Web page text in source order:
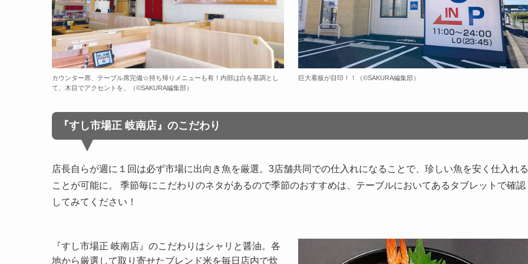
カウンター席、テーブル席完備☆持ち帰りメニューも有！内部は白を基調とし
て、木目でアクセントを。（©️SAKURA編集部）
巨大看板が目印！！（©️SAKURA編集部）
『すし市場正 岐南店』のこだわり
店長自らが週に１回は必ず市場に出向き魚を厳選。3店舗共同での仕入れになることで、珍しい魚を安く仕入れる
ことが可能に。 季節毎にこだわりのネタがあるので季節のおすすめは、テーブルにおいてあるタブレットで確認
してみてください！
『すし市場正 岐南店』のこだわりはシャリと醤油。各
地から厳選して取り寄せたブレンド米を毎日店内で炊